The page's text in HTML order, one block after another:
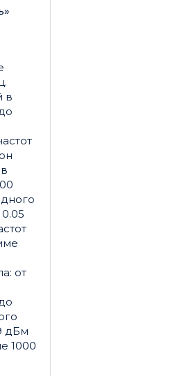
в
от
дБм
1000